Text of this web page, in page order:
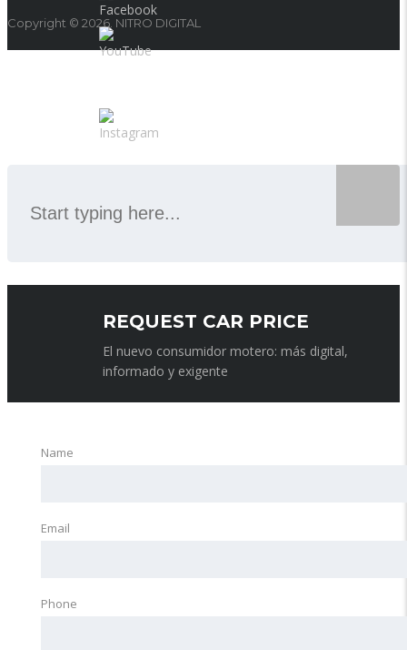
Copyright © 2026. NITRO DIGITAL
REQUEST CAR PRICE
El nuevo consumidor motero: más digital,
informado y exigente
Name
Email
Phone